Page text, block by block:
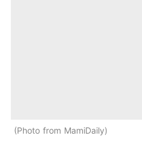
Photo from MamiDaily